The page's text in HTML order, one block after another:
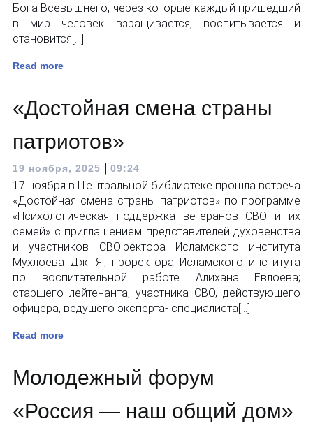
Бога Всевышнего, через которые каждый пришедший
в мир человек взращивается, воспитывается и
становится[…]
Read more
«Достойная смена страны
патриотов»
19 ноября, 2025 | 09:24
17 ноября в Центральной библиотеке прошла встреча
«Достойная смена страны патриотов» по программе
«Психологическая поддержка ветеранов СВО и их
семей» с приглашением представителей духовенства
и участников СВО:ректора Исламского института
Мухлоева Дж. Я.; проректора Исламского института
по воспитательной работе Алихана Евлоева;
старшего лейтенанта, участника СВО, действующего
офицера, ведущего эксперта- специалиста[…]
Read more
Молодежный форум
«Россия — наш общий дом»